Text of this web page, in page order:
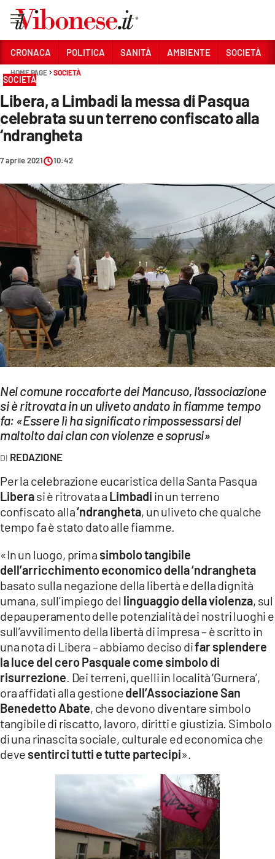
Sezioni
CRONACA
POLITICA
SOCIETÀ
CULTURA
ECONOMIA E LAVORO
EVENTI
SPORT
Streaming
LAC TV
LAC NETWORK
LAC ONAIR
LaC
Network
LACPLAY.IT
LACTV.IT
LACITYMAG.IT
ILREGGINO.IT
COSENZACHANNEL.IT
ILVIBONESE.IT
CATANZAROCHANNEL.IT
LACAPITALENEWS.IT
App
ANDROID
CRONACA POLITICA SANITÀ AMBIENTE SOCIETÀ
HOME PAGE SOCIETÀ
SOCIETÀ
Libera, a Limbadi la messa di Pasqua
celebrata su un terreno confiscato alla
‘ndrangheta
7 aprile 2021 10:42
Nel comune roccaforte dei Mancuso, l'associazione
si è ritrovata in un uliveto andato in fiamme tempo
fa: «Essere lì ha significato rimpossessarsi del
maltolto dai clan con violenze e soprusi»
REDAZIONE
Per la celebrazione eucaristica della Santa Pasqua
Liberasi è ritrovata a Limbadi in un terreno
confiscato alla‘ndrangheta, un uliveto che qualche
tempo fa è stato dato alle fiamme.
«In un luogo, prima simbolo tangibile
dell’arricchimento economico della ‘ndrangheta
basato sulla negazione della libertà e della dignità
umana, sull’impiego del linguaggio della violenza, sul
depauperamento delle potenzialità dei nostri luoghi e
sull’avvilimento della libertà di impresa – è scritto in
una nota di Libera – abbiamo deciso difar splendere
la luce del cero Pasquale come simbolo di
risurrezione . Dei terreni, quelli in località ‘Gurnera’,
ora affidati alla gestionedell’Associazione San
Benedetto Abate, che devono diventare simbolo
tangibile di riscatto, lavoro, diritti e giustizia. Simbolo
di una rinascita sociale, culturale ed economica che
deve sentirci tutti e tutte partecipi».